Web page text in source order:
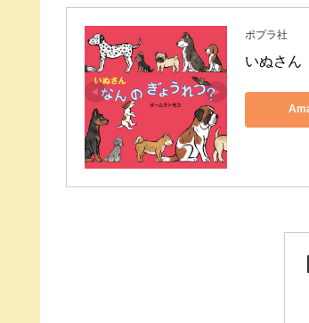
ポプラ社
いぬさん